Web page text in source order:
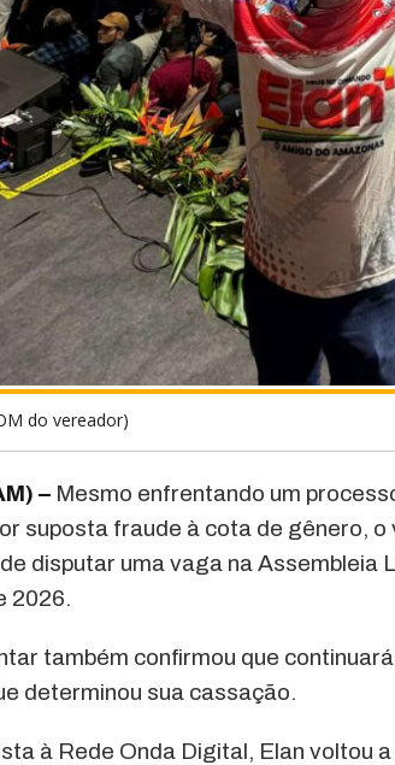
do vereador)
– Mesmo enfrentando um
suposta fraude à cota de gênero,
disputar uma vaga na Assembleia
2026.
também confirmou que
determinou sua cassação.
à Rede Onda Digital, Elan voltou